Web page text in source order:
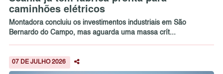
caminhões elétricos
Montadora concluiu os investimentos industriais em São
Bernardo do Campo, mas aguarda uma massa crít...
07 DE JULHO 2026